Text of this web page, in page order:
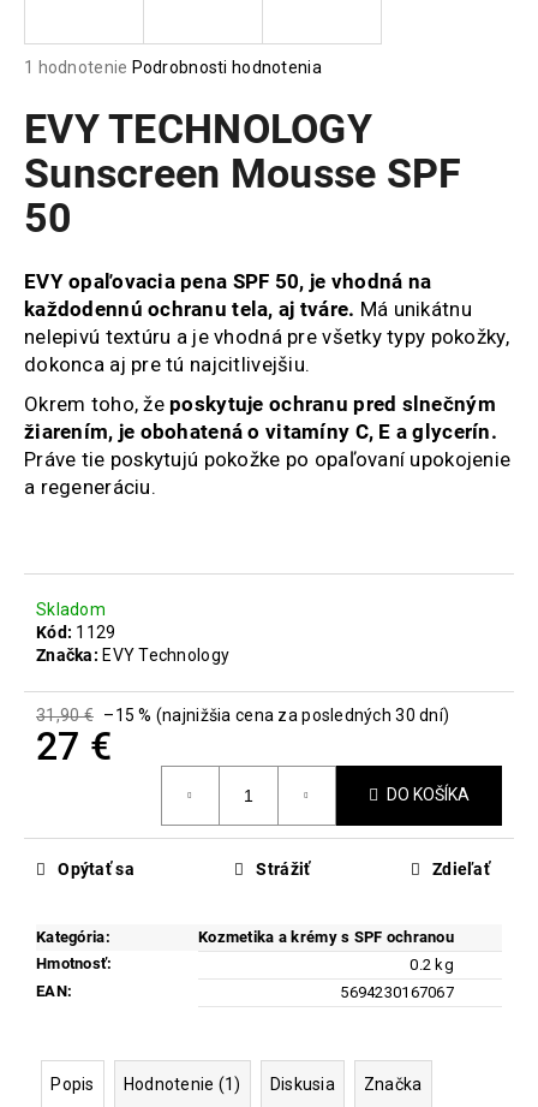
Priemerné
produktu
je
5,0
z
5
hviezdičiek.
1 hodnotenie Podrobnosti hodnotenia
EVY TECHNOLOGY
Sunscreen Mousse SPF
50
EVY opaľovacia pena SPF 50, je vhodná na
každodennú ochranu tela, aj tváre. Má unikátnu
nelepivú textúru a je vhodná pre všetky typy pokožky,
dokonca aj pre tú najcitlivejšiu.
Okrem toho, že poskytuje ochranu pred slnečným
žiarením, je obohatená o vitamíny C, E a glycerín.
Práve tie poskytujú pokožke po opaľovaní upokojenie
a regeneráciu.
Skladom
Kód: 1129
Značka:EVY Technology
31,90 € –15 % (najnižšia cena za posledných 30 dní)
27 €
DO KOŠÍKA
Kategória:
Kozmetika a krémy s SPF ochranou
Hmotnosť:
0.2 kg
EAN: 5694230167067
Opýtať sa Strážiť Zdieľať
Popis Hodnotenie (1) Diskusia Značka
j
ť
?
HĽADAŤ
d
p
o
r
a
m
e
MICROBIOME
THERAPY
45